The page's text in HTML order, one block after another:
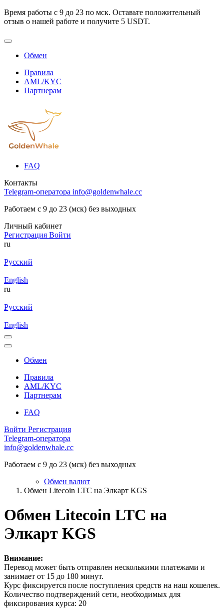
Время работы с 9 до 23 по мск. Оставьте положительный
отзыв о нашей работе и получите 5 USDT.
Обмен
Правила
AML/KYC
Партнерам
FAQ
Контакты
Telegram-оператора info@goldenwhale.cc
Работаем с 9 до 23 (мск) без выходных
Личный кабинет
Регистрация Войти
ru
Русский
English
ru
Русский
English
Обмен
Правила
AML/KYC
Партнерам
FAQ
Войти Регистрация
Telegram-оператора
info@goldenwhale.cc
Работаем с 9 до 23 (мск) без выходных
Обмен валют
Обмен Litecoin LTC на Элкарт KGS
Обмен Litecoin LTC на
Элкарт KGS
Внимание:
Перевод может быть отправлен несколькими платежами и
занимает от 15 до 180 минут.
Курс фиксируется после поступления средств на наш кошелек.
Количество подтверждений сети, необходимых для
фиксирования курса: 20